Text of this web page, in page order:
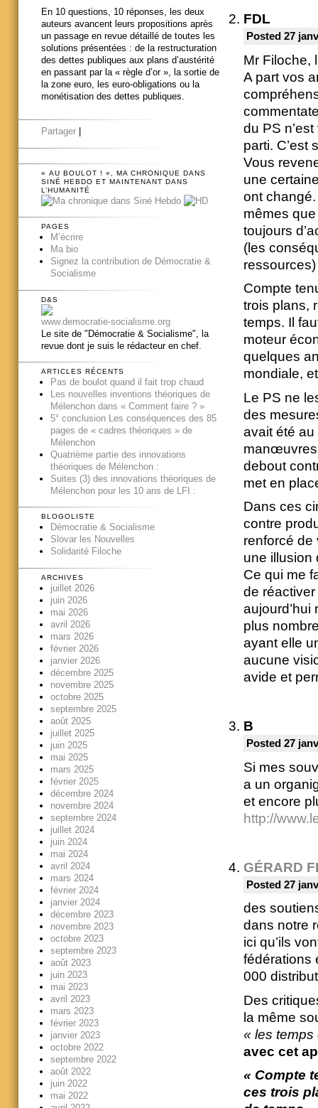
FDL
Posted 27
Mr Filoche,
A part vos
du PS
parti. C’est
Vous
une
ont
mêmes
toujours
(les
Compte
trois plans,
temps. Il
moteur
quelques
mondiale,
Le PS ne
des
avait été au
manœuvres
debout
met en
Dans ces
contre
renforcé de
une illusion
Ce qui me
de
plus
ayant elle
aucune
avide et
B
Posted 27
Si mes
a un
et encore
http://
GÉRARD
Posted 27
des
dans notre
ici qu’ils
fédérations
000
Des
la même
« les
avec cet
« Compte
ces trois
En 10 questions, 10 réponses, les deux
auteurs avancent leurs propositions après
un passage en revue détaillé de toutes les
solutions présentées : de la restructuration
des dettes publiques aux plans d’austérité
en passant par la « règle d’or », la sortie de
la zone euro, les euro-obligations ou la
monétisation des dettes publiques.
Partager
« AU BOULOT ! », MA CHRONIQUE DANS
SINÉ HEBDO ET MAINTENANT DANS
L’HUMANITÉ
PAGES
M’écrire
Ma bio
Signez la contribution de Démocratie &
Socialisme
D&S
www.democratie-socialisme.org
Le site de "Démocratie & Socialisme", la
revue dont je suis le rédacteur en chef.
ARTICLES RÉCENTS
Pas de boulot quand il fait trop chaud
Les nouvelles inventions théoriques de
Mélenchon dans « Comment faire ? »
5° conclusion Les conséquences des 85
pages de « cadres théoriques » de
Mélenchon
Quatrième partie des innovations
théoriques de Mélenchon :
Suites (3) des innovations théoriques de
Mélenchon pour les 10 ans de LFI :
BLOGOLISTE
Démocratie & Socialisme
Slovar les Nouvelles
Solidarité Filoche
ARCHIVES
juillet 2026
juin 2026
mai 2026
avril 2026
mars 2026
février 2026
janvier 2026
décembre 2025
novembre 2025
octobre 2025
septembre 2025
août 2025
juillet 2025
juin 2025
mai 2025
mars 2025
février 2025
décembre 2024
novembre 2024
septembre 2024
juillet 2024
juin 2024
mai 2024
avril 2024
mars 2024
février 2024
janvier 2024
décembre 2023
novembre 2023
octobre 2023
septembre 2023
août 2023
juin 2023
mai 2023
avril 2023
mars 2023
février 2023
janvier 2023
octobre 2022
septembre 2022
août 2022
juin 2022
mai 2022